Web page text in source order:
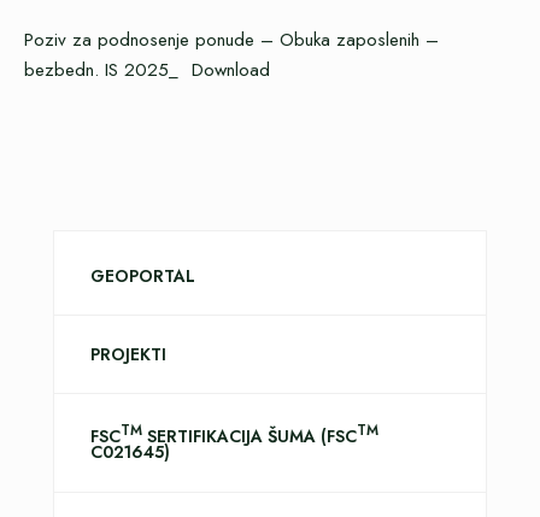
Poziv za podnosenje ponude – Obuka zaposlenih –
bezbedn. IS 2025_
Download
GEOPORTAL
PROJEKTI
FSCTM SERTIFIKACIJA ŠUMA (FSCTM
C021645)